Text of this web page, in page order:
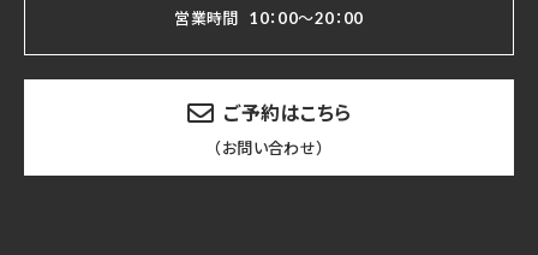
営業時間 10：00～20：00
ご予約はこちら
（お問い合わせ）